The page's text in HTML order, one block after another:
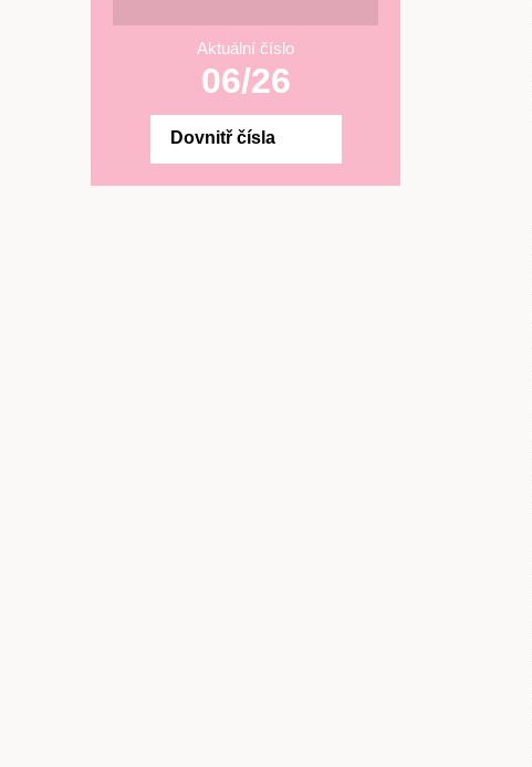
Aktuální číslo
06/26
Dovnitř čísla